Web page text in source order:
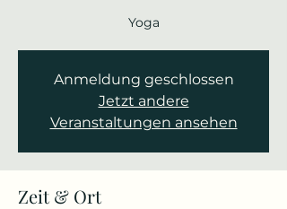
Yoga
Anmeldung geschlossen
Jetzt andere
Veranstaltungen ansehen
Zeit & Ort